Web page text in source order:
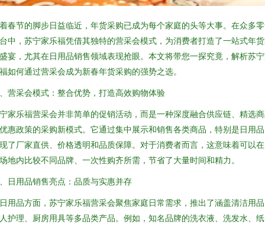
春节的脚步日益临近，年货采购已成为每个家庭的头等大事。在众多
中，苏宁家乐福凭借其独特的营采会模式，为消费者打造了一站式年
宴，尤其在日用品销售领域表现抢眼。本文将带您一探究竟，解析苏
如何通过营采会成为新春年货采购的强势之选。
营采会模式：整合优势，打造高效购物体验
家乐福营采会并非简单的促销活动，而是一种深度融合供应链、精选
惠政策的采购新模式。它通过集中展示和销售各类商品，特别是日用
了厂家直供、价格透明和品质保障。对于消费者而言，这意味着可以
地内比较不同品牌、一次性购齐所需，节省了大量时间和精力。
日用品销售亮点：品质与实惠并存
用品方面，苏宁家乐福营采会聚焦家庭日常需求，推出了涵盖清洁用
护理、厨房用具等多品类产品。例如，知名品牌的洗衣液、洗发水、